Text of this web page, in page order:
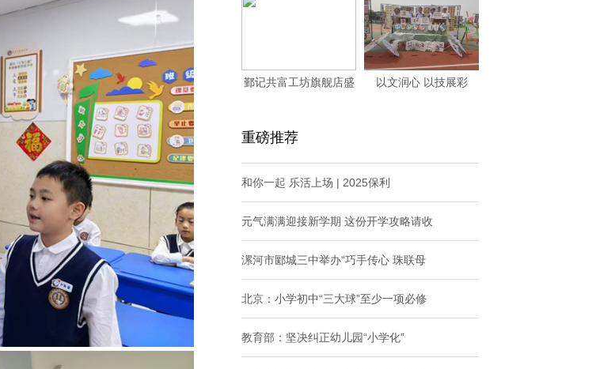
鄞记共富工坊旗舰店盛
以文润心 以技展彩
重磅推荐
和你一起 乐活上场 | 2025保利
元气满满迎接新学期 这份开学攻略请收
漯河市郾城三中举办“巧手传心 珠联母
北京：小学初中“三大球”至少一项必修
教育部：坚决纠正幼儿园“小学化”